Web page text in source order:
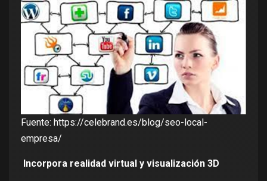
Fuente: https://celebrand.es/blog/seo-local-
empresa/
Incorpora realidad virtual y visualización 3D